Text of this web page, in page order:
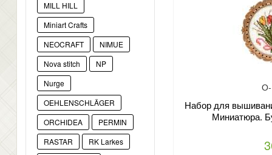
MILL HILL
Miniart Crafts
NEOCRAFT
NIMUE
Nova stitch
NP
Nurge
OEHLENSCHLÄGER
ORCHIDEA
PERMIN
RASTAR
RK Larkes
Набор для
Миниатюра.